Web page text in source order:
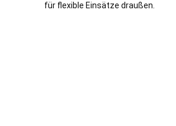
für flexible Einsätze draußen.